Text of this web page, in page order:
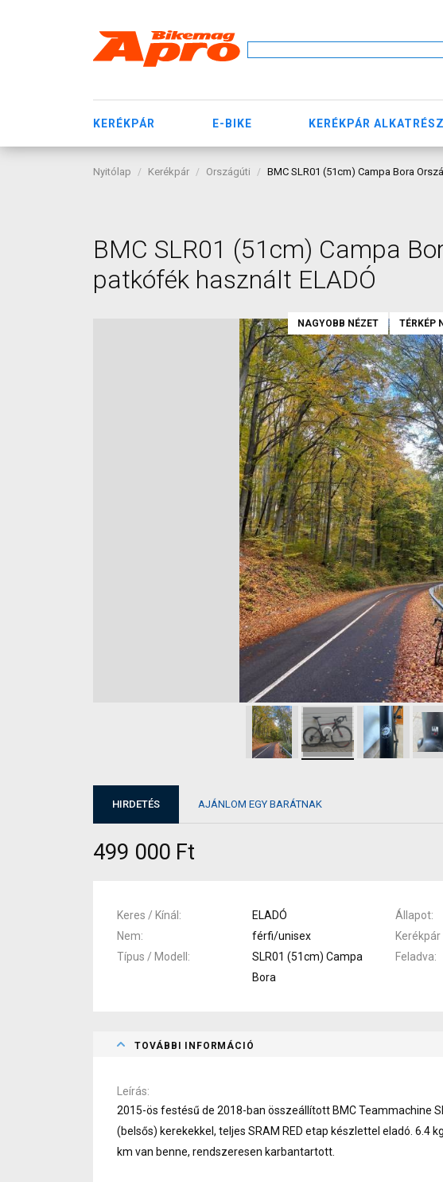
KERÉKPÁR E-BIKE KERÉKPÁR ALKATRÉSZ
Nyitólap Kerékpár Országúti BMC SLR01 (51cm) Campa Bora
BMC SLR01 (51cm) Campa
patkófék használt ELADÓ
NAGYOBB NÉZET TÉRKÉP
HIRDETÉS AJÁNLOM EGY BARÁTNAK
499 000 Ft
Keres / Kínál ELADÓ Állapot
Nem
férfi/unisex
Típus / Modell
SLR01 (51cm) Campa
Bora
Feladva
TOVÁBBI INFORMÁCIÓ
Leírás
2015-ös festésű de 2018-ban összeállított BMC Teammachine
(belsős) kerekekkel, teljes SRAM RED etap készlettel eladó. 6.4
km van benne, rendszeresen karbantartott.